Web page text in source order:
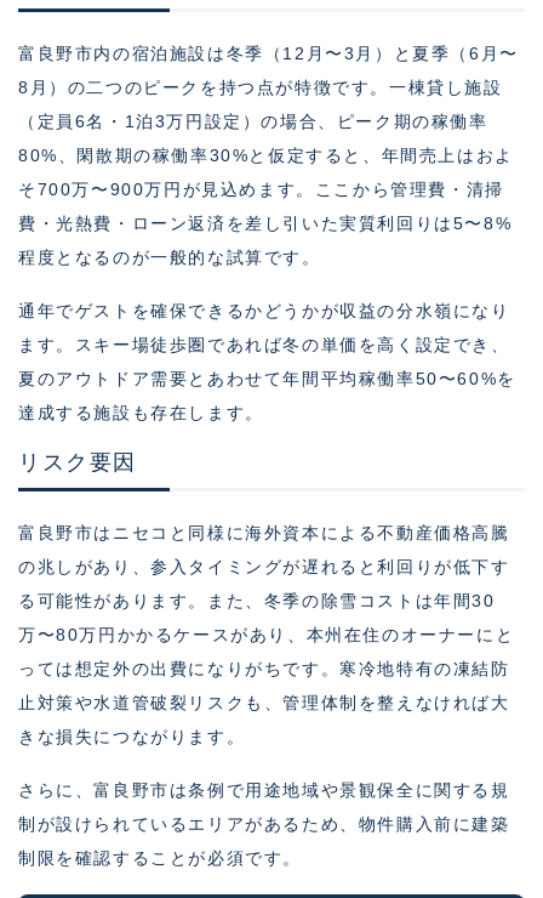
富良野市内の宿泊施設は冬季（12月〜3月）と夏季（6月〜
8月）の二つのピークを持つ点が特徴です。一棟貸し施設
（定員6名・1泊3万円設定）の場合、ピーク期の稼働率
80%、閑散期の稼働率30%と仮定すると、年間売上はおよ
そ700万〜900万円が見込めます。ここから管理費・清掃
費・光熱費・ローン返済を差し引いた実質利回りは5〜8%
程度となるのが一般的な試算です。
通年でゲストを確保できるかどうかが収益の分水嶺になり
ます。スキー場徒歩圏であれば冬の単価を高く設定でき、
夏のアウトドア需要とあわせて年間平均稼働率50〜60%を
達成する施設も存在します。
リスク要因
富良野市はニセコと同様に海外資本による不動産価格高騰
の兆しがあり、参入タイミングが遅れると利回りが低下す
る可能性があります。また、冬季の除雪コストは年間30
万〜80万円かかるケースがあり、本州在住のオーナーにと
っては想定外の出費になりがちです。寒冷地特有の凍結防
止対策や水道管破裂リスクも、管理体制を整えなければ大
きな損失につながります。
さらに、富良野市は条例で用途地域や景観保全に関する規
制が設けられているエリアがあるため、物件購入前に建築
制限を確認することが必須です。